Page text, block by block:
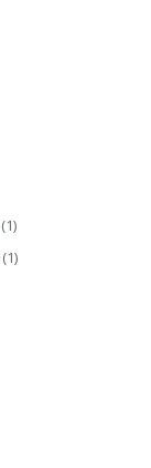
(1)
(1)